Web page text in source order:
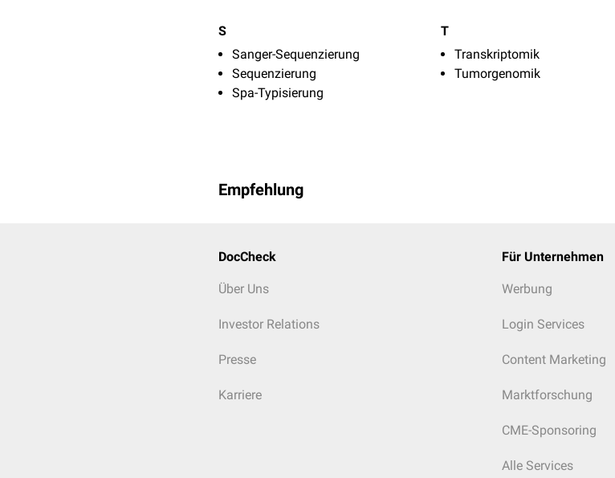
S
Sanger-Sequenzierung
Sequenzierung
Spa-Typisierung
T
Transkriptomik
Tumorgenomik
Empfehlung
DocCheck
Über Uns
Investor Relations
Presse
Karriere
Für Unternehmen
Werbung
Login Services
Content Marketing
Marktforschung
CME-Sponsoring
Alle Services